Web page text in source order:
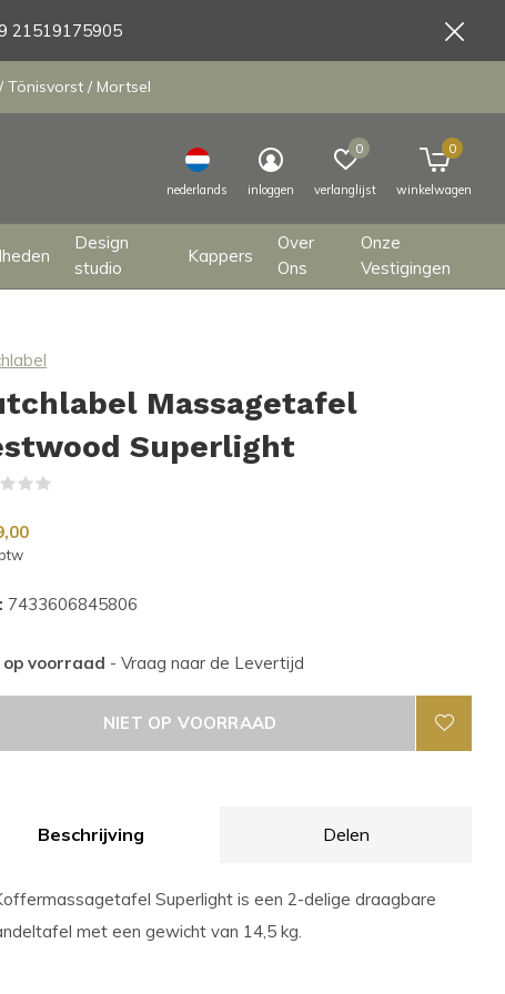
Design
studio
Kappers
Over
Ons
Onze
Vestigingen
nederlands inloggen verlanglijst
0
winkelwagen
0
Tönisvorst / Mortsel
21519175905
Massagetafel
Superlight
7433606845806
op voorraad - Vraag naar de Levertijd
NIET OP VOORRAAD
Beschrijving Delen
Superlight is een 2-delige draagbare
met een gewicht van 14,5 kg.